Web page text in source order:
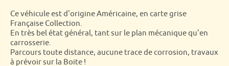
Ce véhicule est d'origine Américaine, en carte grise
Française Collection.
En très bel état général, tant sur le plan mécanique qu'en
carrosserie.
Parcours toute distance, aucune trace de corrosion, travaux
à prévoir sur la Boite !